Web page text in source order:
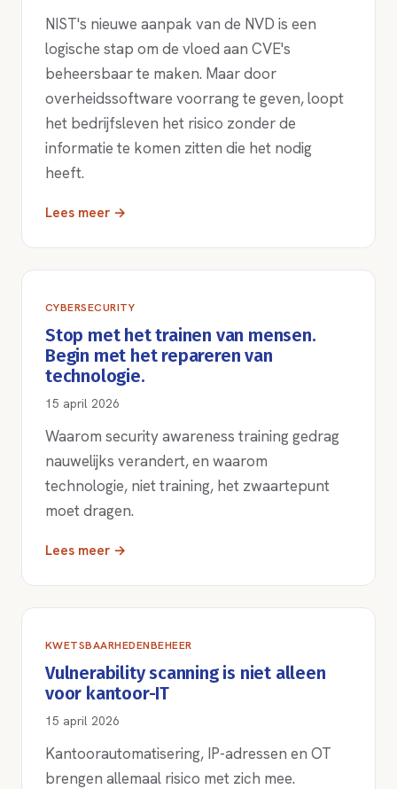
NIST's nieuwe aanpak van de NVD is een
logische stap om de vloed aan CVE's
beheersbaar te maken. Maar door
overheidssoftware voorrang te geven, loopt
het bedrijfsleven het risico zonder de
informatie te komen zitten die het nodig
heeft.
Lees meer →
CYBERSECURITY
Stop met het trainen van mensen.
Begin met het repareren van
technologie.
15 april 2026
Waarom security awareness training gedrag
nauwelijks verandert, en waarom
technologie, niet training, het zwaartepunt
moet dragen.
Lees meer →
KWETSBAARHEDENBEHEER
Vulnerability scanning is niet alleen
voor kantoor-IT
15 april 2026
Kantoorautomatisering, IP-adressen en OT
brengen allemaal risico met zich mee.